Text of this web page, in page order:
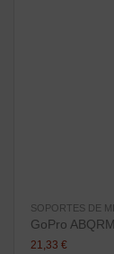
SOPORTES DE
GoPro
21,33 €